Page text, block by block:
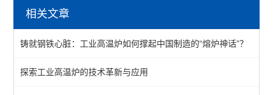
陶瓷纤维马弗炉
箱式马弗炉
分体式马弗炉
相关文章
铸就钢铁心脏：工业高温炉如何撑起中国制造的“熔炉神话”？
探索工业高温炉的技术革新与应用